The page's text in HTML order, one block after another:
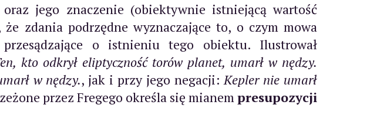
jego znaczenie (obiektywnie istniejącą wartość
zdania podrzędne wyznaczające to, o czym mowa
o istnieniu tego obiektu. Ilustrował
kto odkrył eliptyczność torów planet, umarł w nędzy.
w nędzy., jak i przy jego negacji:Kepler nie umarł
przez Fregego określa się mianempresupozycji